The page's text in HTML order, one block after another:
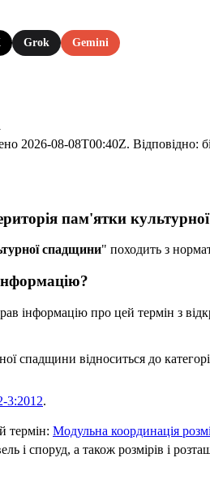
Grok Gemini
2026-08-08T00:40Z. Відповідно:
пам'ятки
спадщини" походить з
інформацію про цей термін з
спадщини відноситься до
3:2012.
термін: Модульна координація
і споруд, а також розмірів і